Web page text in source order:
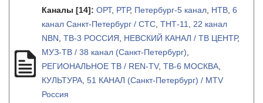
Каналы [14]: ОРТ, РТР, Петербург-5 канал НТВ 6
канал Санкт-Петербург / СТС ТНТ-11
22 канал
NBN ТВ-3 РОССИЯ НЕВСКИЙ КАНАЛ / ТВ ЦЕНТР,
МУЗ-ТВ / 38 канал (Санкт-Петербург)
РЕГИОНАЛЬНОЕ ТВ / REN-TV, ТВ-6 МОСКВА
КУЛЬТУРА 51 КАНАЛ (Санкт-Петербург) / MTV
Россия